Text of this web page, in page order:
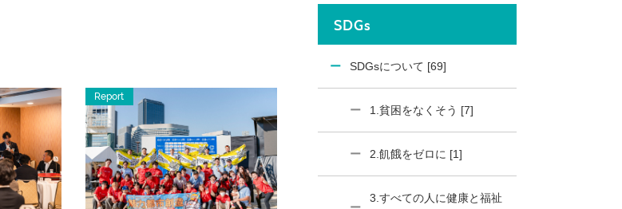
Report
SDGs
SDGsについて [69]
1.貧困をなくそう [7]
2.飢餓をゼロに [1]
3.すべての人に健康と福祉